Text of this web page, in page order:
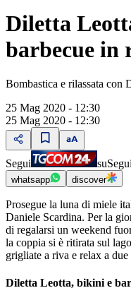
Diletta
barbecue in
Bombastica e rilassata con
25 Mag 2020 - 12:30
25 Mag 2020 - 12:30
Segui su
whatsapp discover
Prosegue la luna di miele
Daniele Scardina. Per la
di regalarsi un weekend
la coppia si è ritirata sul
grigliate a riva e relax a
Diletta Leotta, bikini e